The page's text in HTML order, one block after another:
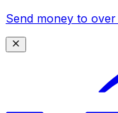
Send money to